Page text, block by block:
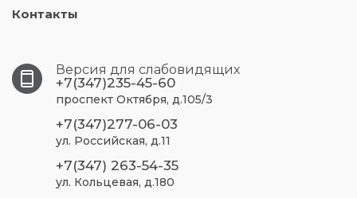
Контакты
Версия для слабовидящих
+7(347)235-45-60
проспект Октября, д.105/3
+7(347)277-06-03
ул. Российская, д.11
+7(347) 263-54-35
ул. Кольцевая, д.180